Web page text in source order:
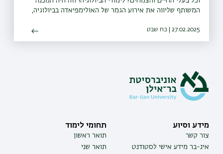
המשותף שליווה את אירוע הגמר של האולימפיאדה בביולוגיה,
27.02.2025 | כח שבט
מידע וסיוע
צור קשר
אינ-בר מידע אישי לסטודנט
תחומי לימוד
תואר ראשון
תואר שני